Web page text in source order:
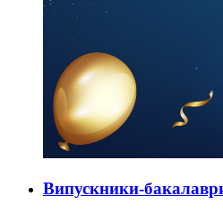
Випускники-